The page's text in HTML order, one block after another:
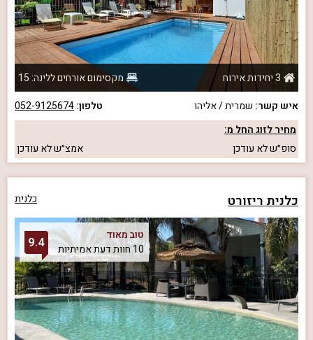
3 יחידות אירוח
מקסימום אורחים ללינה: 15
איש קשר: שמרית / אליהו טלפון:052-9125674
מחיר לזוג החל מ:
סופ״שלא עודכן אמצ״שלא עודכן
כלנית ריזורט כלנית
טוב מאוד
10 חוות דעת אמיתיות
9.4